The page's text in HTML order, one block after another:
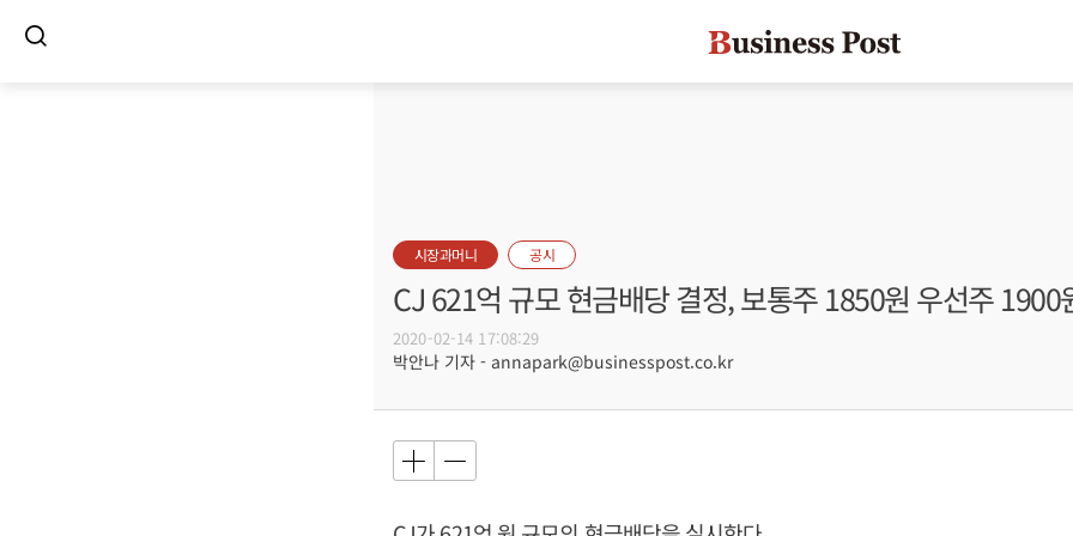
시장과머니 공시
CJ 621억 규모 현금배당 결정, 보통주 1850원 우선주 1900
2020-02-14 17:08:29
박안나 기자 - annapark@businesspost.co.kr